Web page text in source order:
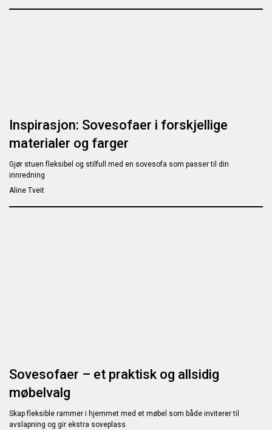
Inspirasjon: Sovesofaer i forskjellige
materialer og farger
Gjør stuen fleksibel og stilfull med en sovesofa som passer til din
innredning
Aline Tveit
Sovesofaer – et praktisk og allsidig
møbelvalg
Skap fleksible rammer i hjemmet med et møbel som både inviterer til
avslapning og gir ekstra soveplass